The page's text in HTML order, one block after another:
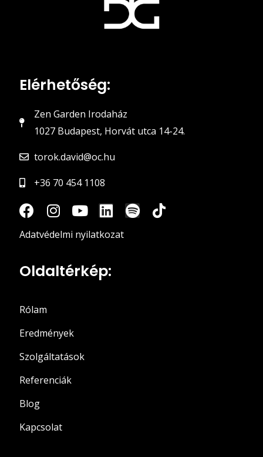
Elérhetőség:
Zen Garden Irodaház
1027 Budapest, Horvát utca 14-24.
torok.david@oc.hu
+36 70 454 1108
Adatvédelmi nyilatkozat
Oldaltérkép:
Rólam
Eredmények
Szolgáltatások
Referenciák
Blog
Kapcsolat